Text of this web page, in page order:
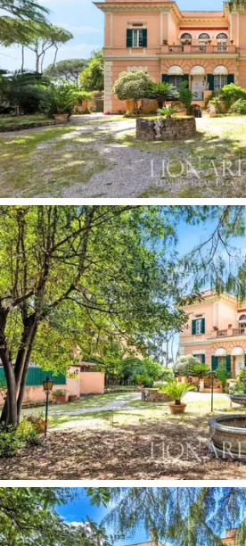
O primeiro andar tem uma ampla
parquet, com duas grandes
paraum terraço escondido entre
jardim,ideal para relaxar ao ar
quartos com casa de banho
confortáveis, decorados com
com todas as conveniências
um retiro acolhedor, com camas
mobiliário requintado e vistas
jardim ou a cidade. Neste piso há
panorâmico.
No jardim encontra-se o anexo,
quartos e 2 casas de banho. O
2.000 m2 que rodeia a moradia é
aromáticas e flores coloridas,
tranquilidade e serenidade. Os
e apreciar a beleza da natureza,
de café ou lendo um livro sob o
propriedade também inclui
cobertos.